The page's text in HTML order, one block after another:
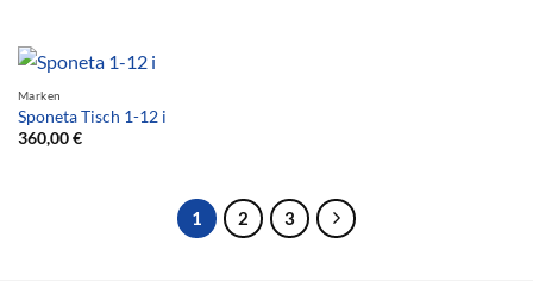
Marken
Sponeta Tisch 1-12 i
360,00€
1 2 3